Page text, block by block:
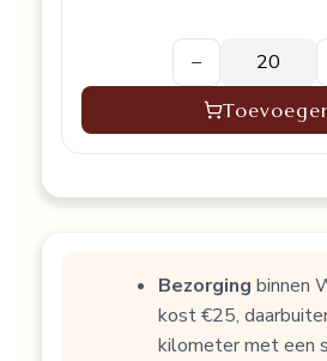
−
Bezorging binnen
kost €25,
kilometer met een